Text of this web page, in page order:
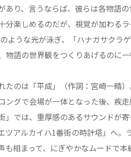
あり、言うならば、彼らは各物語
分楽しめるのだが、視覚が加わる
ような光が泳ぎ、「ハナガサクラ
語の世界観をつくりあげるのに一
たのは「平成」（作詞：宮崎一晴
グで会場が一体となった後、疾
」では、重厚感のあるサウンドが
ツアルカイハ1番街の時計塔」へ
相まって、にぎやかなムードで本